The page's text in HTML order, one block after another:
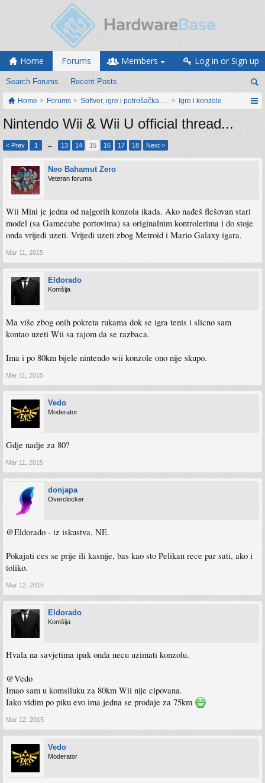
Home Forums
Search Forums Recent Posts
Members Log in or Sign up
Home Forums Softver, igre i potrošačka elektronikaIgre i konzole
Nintendo Wii & Wii U official thread...
< Prev 1 ← 13 14 15 16 17 18 Next >
Neo Bahamut Zero
Veteran foruma
Wii Mini je jedna od najgorih konzola ikada. Ako nađeš flešovan stari
model (sa Gamecube portovima) sa originalnim kontrolerima i do stoje
onda vrijedi uzeti. Vrijedi uzeti zbog Metroid i Mario Galaxy igara.
Mar 11, 2015
Eldorado
Komšija
Ma više zbog onih pokreta rukama dok se igra tenis i slicno sam
kontao uzeti Wii sa rajom da se razbaca.
Ima i po 80km bijele nintendo wii konzole ono nije skupo.
Mar 11, 2015
Vedo
Moderator
Gdje nadje za 80?
Mar 11, 2015
donjapa
Overclocker
@Eldorado - iz iskustva, NE.
Pokajati ces se prije ili kasnije, bas kao sto Pelikan rece par sati, ako i
toliko.
Mar 12, 2015
Eldorado
Komšija
Hvala na savjetima ipak onda necu uzimati konzolu.
@Vedo
Imao sam u komsiluku za 80km Wii nije cipovana.
Iako vidim po piku evo ima jedna se prodaje za 75km
Mar 12, 2015
Vedo
Moderator